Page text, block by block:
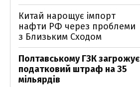
Китай нарощує імпорт
нафти РФ через проблеми
з Близьким Сходом
Полтавському ГЗК загрожує
податковий штраф на 35
мільярдів